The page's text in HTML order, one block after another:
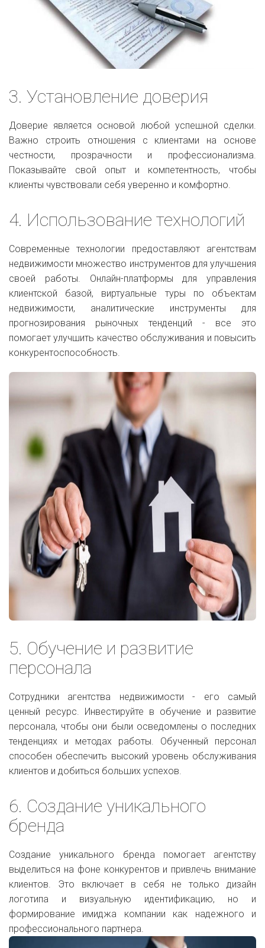
3. Установление доверия
Доверие является основой любой успешной сделки.
Важно строить отношения с клиентами на основе
честности, прозрачности и профессионализма.
Показывайте свой опыт и компетентность, чтобы
клиенты чувствовали себя уверенно и комфортно.
4. Использование технологий
Современные технологии предоставляют агентствам
недвижимости множество инструментов для улучшения
своей работы. Онлайн-платформы для управления
клиентской базой, виртуальные туры по объектам
недвижимости, аналитические инструменты для
прогнозирования рыночных тенденций - все это
помогает улучшить качество обслуживания и повысить
конкурентоспособность.
5. Обучение и развитие
персонала
Сотрудники агентства недвижимости - его самый
ценный ресурс. Инвестируйте в обучение и развитие
персонала, чтобы они были осведомлены о последних
тенденциях и методах работы. Обученный персонал
способен обеспечить высокий уровень обслуживания
клиентов и добиться больших успехов.
6. Создание уникального
бренда
Создание уникального бренда помогает агентству
выделиться на фоне конкурентов и привлечь внимание
клиентов. Это включает в себя не только дизайн
логотипа и визуальную идентификацию, но и
формирование имиджа компании как надежного и
профессионального партнера.